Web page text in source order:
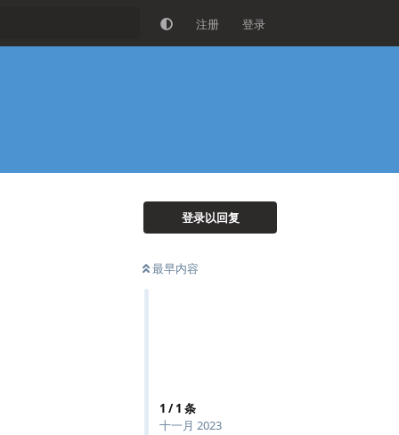
注册 登录
登录以回复
最早内容
1 /1 条
十一月 2023